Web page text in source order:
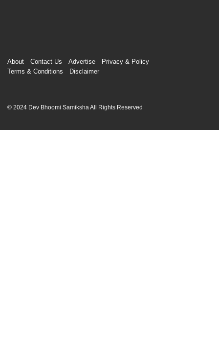
About Contact Us Advertise
Privacy & Policy
Terms & Conditions
Disclaimer
© 2024 Dev Bhoomi Samiksha All Rights Reserved